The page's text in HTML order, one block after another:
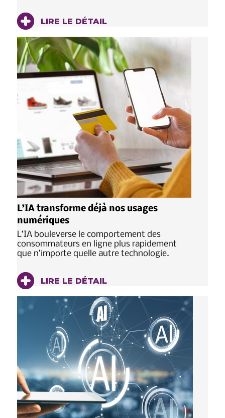
LIRE LE DÉTAIL
L’IA transforme déjà nos usages
numériques
L’IA bouleverse le comportement des
consommateurs en ligne plus rapidement
que n’importe quelle autre technologie.
LIRE LE DÉTAIL